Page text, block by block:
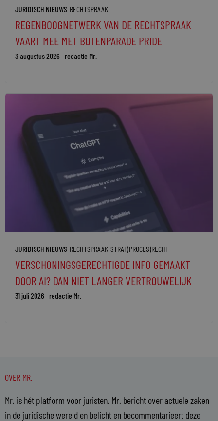
JURIDISCH NIEUWS RECHTSPRAAK
REGENBOOGNETWERK VAN DE RECHTSPRAAK
VAART MEE MET BOTENPARADE PRIDE
3 augustus 2026 redactie Mr.
JURIDISCH NIEUWS RECHTSPRAAK STRAF(PROCES)RECHT
VERSCHONINGSGERECHTIGDE INFO GEMAAKT
DOOR AI? DAN NIET LANGER VERTROUWELIJK
31 juli 2026 redactie Mr.
OVER MR.
Mr. is hét platform voor juristen. Mr. bericht over actuele zaken
in de juridische wereld en belicht en becommentarieert deze